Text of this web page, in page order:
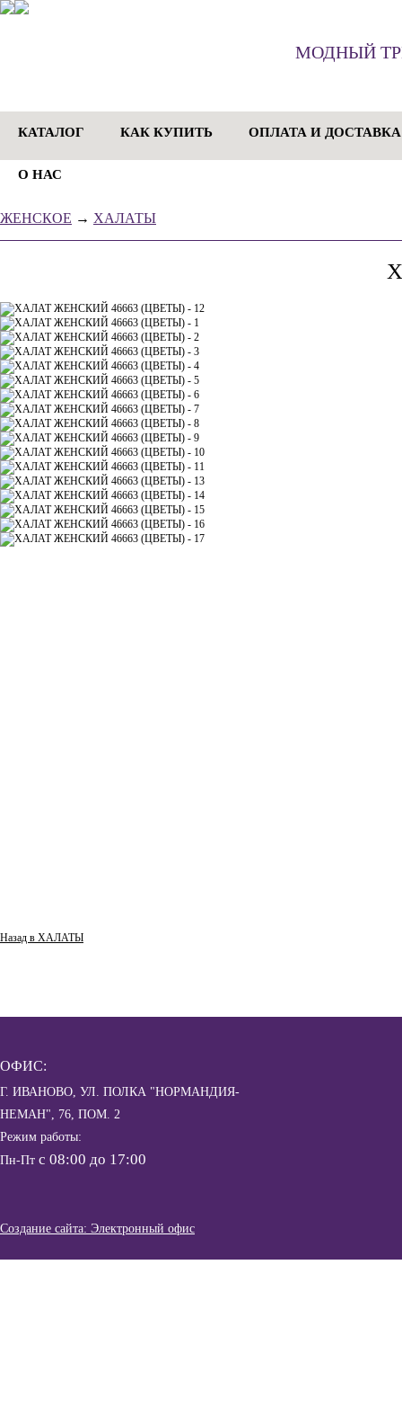
МОДНЫЙ
КАТАЛОГ КАК КУПИТЬ ОПЛАТА И ДОСТАВКА
О НАС
ЖЕНСКОЕ → ХАЛАТЫ
Назад в ХАЛАТЫ
ОФИС:
Г. ИВАНОВО, УЛ. ПОЛКА "НОРМАНДИЯ-
НЕМАН", 76, ПОМ. 2
Режим работы:
Пн-Пт с 08:00 до 17:00
Создание сайта: Электронный офис